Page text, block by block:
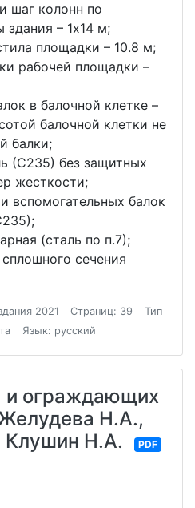
шаг колонн по
– 1х14 м;
площадки – 10.8 м;
рабочей площадки –
в балочной клетке –
балочной клетки не
балки;
(С235) без защитных
жесткости;
вспомогательных балок
(сталь по п.7);
сечения
2021 Страниц: 39
Тип
Язык: русский
и ограждающих
Н.А.,
Н.А.
PDF